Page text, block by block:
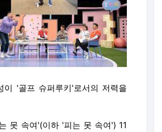
'골프 슈퍼루키'로서의 저력을
못 속여'(이하 '피는 못 속여') 11